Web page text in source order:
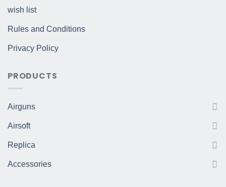
wish list
Rules and Conditions
Privacy Policy
PRODUCTS
Airguns
Airsoft
Replica
Accessories